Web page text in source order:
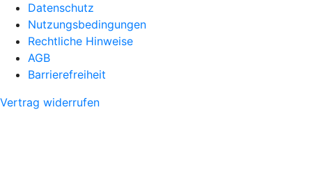
Datenschutz
Nutzungsbedingungen
Rechtliche Hinweise
AGB
Barrierefreiheit
Vertrag widerrufen